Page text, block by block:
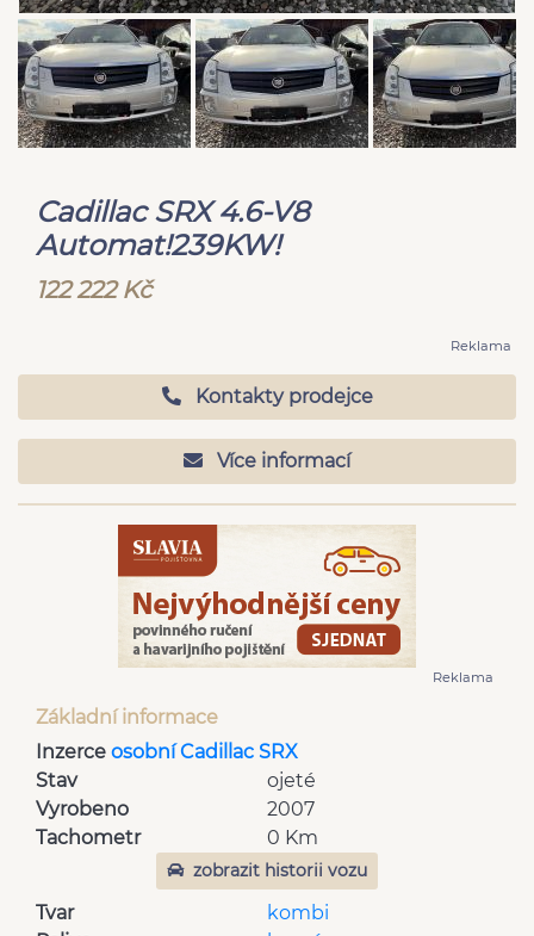
Cadillac SRX 4.6-V8
Automat!239KW!
122 222 Kč
Reklama
Kontakty prodejce
Více informací
Reklama
Základní informace
Inzerce osobní Cadillac SRX
Stav
ojeté
Vyrobeno
2007
Tachometr
0 Km
zobrazit historii vozu
Tvar
kombi